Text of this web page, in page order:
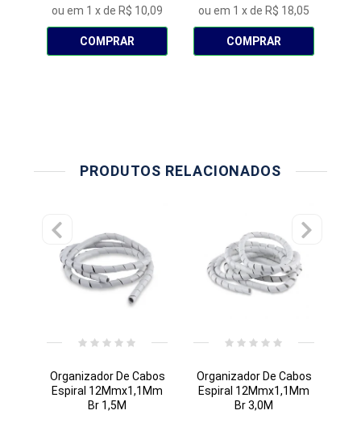
ou em 1 x de R$ 10,09
COMPRAR
ou em 1 x de R$ 18,05
COMPRAR
PRODUTOS RELACIONADOS
Organizador De Cabos
Espiral 12Mmx1,1Mm
Br 1,5M
Organizador De Cabos
Espiral 12Mmx1,1Mm
Br 3,0M